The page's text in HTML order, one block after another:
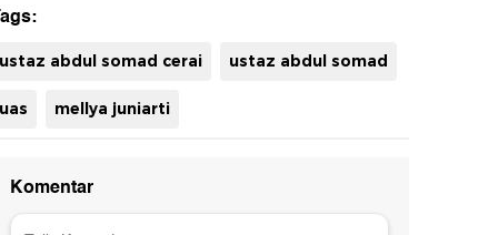
ustaz abdul somad cerai ustaz abdul somad
uas mellya juniarti